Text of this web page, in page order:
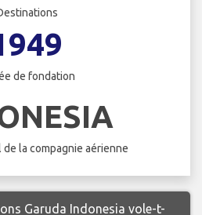
de fondation
la compagnie aérienne
Garuda Indonesia vole-t-